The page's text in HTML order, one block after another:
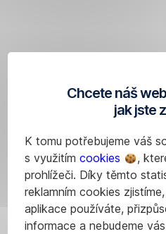
Chcete náš
jak jste
K tomu potřebujeme váš
s využitím cookies
,
prohlížeči. Díky těmto
reklamním cookies
aplikace používáte,
informace a nebudeme